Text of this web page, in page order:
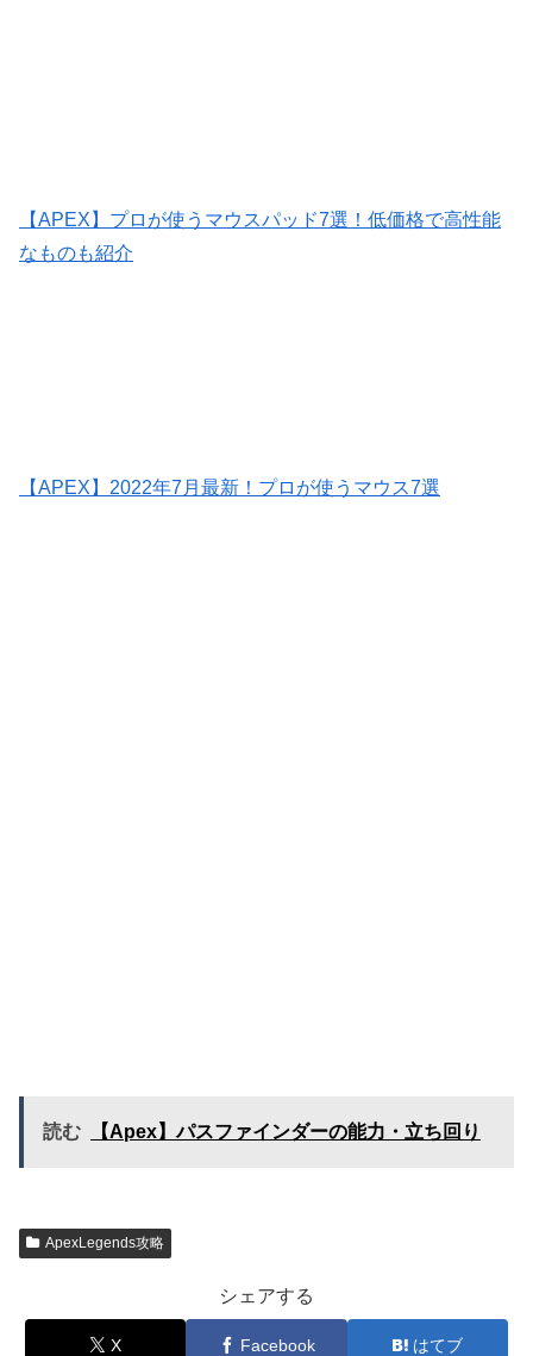
【APEX】プロが使うマウスパッド7選！低価格で高性能
なものも紹介
【APEX】2022年7月最新！プロが使うマウス7選
読む 【Apex】パスファインダーの能力・立ち回り
ApexLegends攻略
シェアする
X Facebook はてブ